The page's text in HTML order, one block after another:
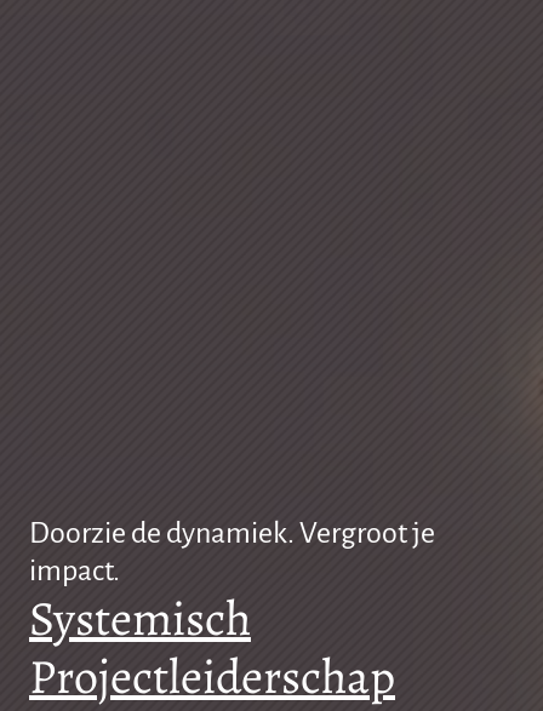
Doorzie de dynamiek. Vergroot je
impact.
Systemisch
Projectleiderschap